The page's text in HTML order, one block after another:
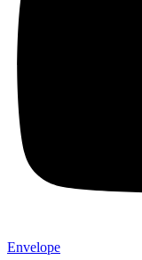
Envelope